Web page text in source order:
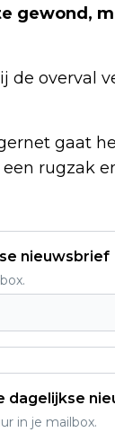
gewond,
de overval
gaat
rugzak
nieuwsbrief
dagelijkse
in je mailbox.